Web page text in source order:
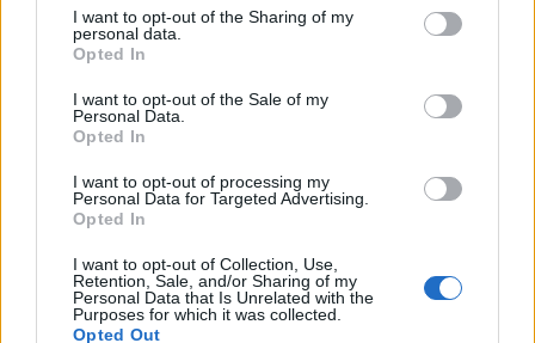
I want to opt-out of the Sharing of my
personal data.
Opted In
I want to opt-out of the Sale of my
Personal Data.
Opted In
I want to opt-out of processing my
Personal Data for Targeted Advertising.
Opted In
I want to opt-out of Collection, Use,
Retention, Sale, and/or Sharing of my
Personal Data that Is Unrelated with the
Purposes for which it was collected.
Opted Out
terminali per liquefare e rigassificare e poi anche
tanker che lo portino per mare, in realtà gli incassi
non certamente di 1,900 miliardi. Come lo si può
sapere?Le società australiane e americane
sono quotate e pubblicano bilanci, hanno
guadagnato forse al massimo 100 miliardi